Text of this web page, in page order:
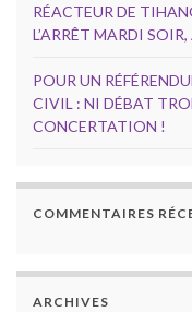
RÉACTEUR DE
L’ARRÊT MARDI
POUR UN
CIVIL : NI DÉBAT
CONCERTATION !
COMMENTAIRES
ARCHIVES